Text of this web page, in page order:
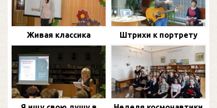
Живая классика Штрихи к портрету